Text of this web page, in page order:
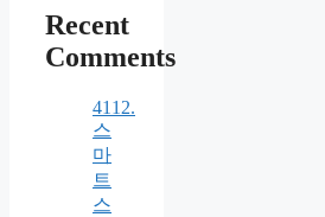
Recent
Comments
4112.
스
마
트
스